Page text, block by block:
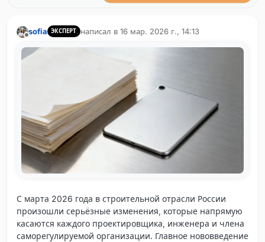
Не в сети
sofia ЭКСПЕРТ написал в 16 мар. 2026 г., 14:13
отредактировано
С марта 2026 года в строительной отрасли России
произошли серьёзные изменения, которые напрямую
касаются каждого проектировщика, инженера и члена
саморегулируемой организации. Главное нововведение